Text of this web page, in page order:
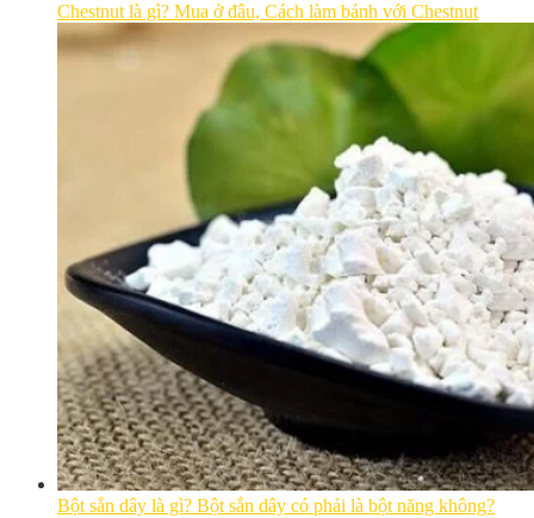
Chestnut là gì? Mua ở đâu, Cách làm bánh với Chestnut
Bột sắn dây là gì? Bột sắn dây có phải là bột năng không?